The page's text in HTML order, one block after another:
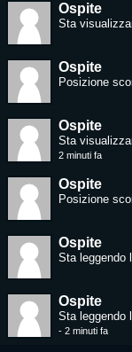
Ospite
Sta
Ospite
Posizione
Ospite
Sta
2 minuti fa
Ospite
Posizione
Ospite
Sta leggendo
Ospite
Sta leggendo
- 2 minuti fa